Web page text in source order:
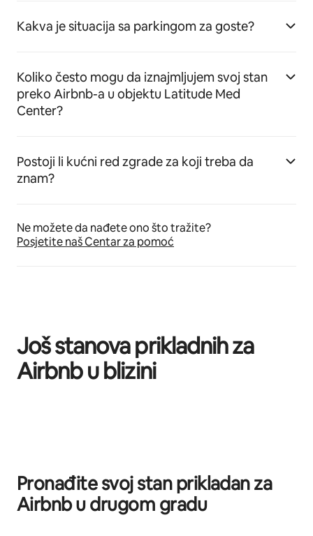
Kakva je situacija sa parkingom za goste?
Koliko često mogu da iznajmljujem svoj stan
preko Airbnb-a u objektu Latitude Med
Center?
Postoji li kućni red zgrade za koji treba da
znam?
Ne možete da nađete ono što tražite?
Posjetite naš Centar za pomoć
Još stanova prikladnih za
Airbnb u blizini
Pronađite svoj stan prikladan za
Airbnb u drugom gradu